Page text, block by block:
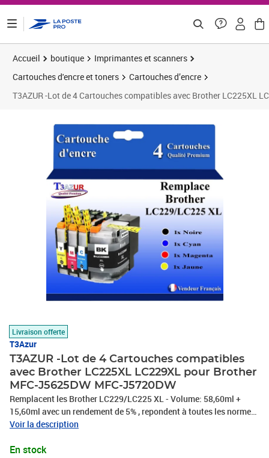
Accueil boutique
Imprimantes et scanners
Cartouches d'encre et toners
Cartouches d’encre
T3AZUR -Lot de 4 Cartouches compatibles avec Brother LC225XL
Livraison offerte
T3Azur
T3AZUR -Lot de 4 Cartouches compatibles
avec Brother LC225XL LC229XL pour Brother
MFC-J5625DW MFC-J5720DW
Remplacent les Brother LC229/LC225 XL - Volume: 58,60ml +
15,60ml avec un rendement de 5% , repondent à toutes les normes
européennes ISO 9001/14001, STMC, CE, ROHS . Encre de haute
Français – Garantie 100 % compatibles – Marque T3AZUR
Voir la description
En stock